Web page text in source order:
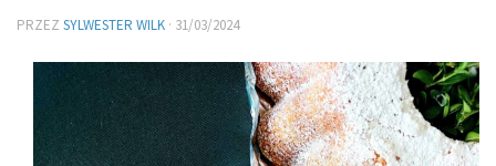
PRZEZ SYLWESTER WILK · 31/03/2024